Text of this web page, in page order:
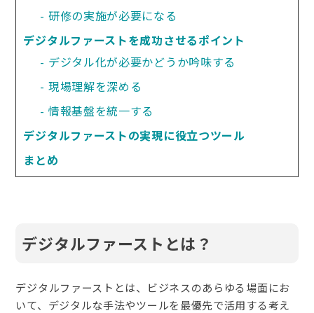
研修の実施が必要になる
デジタルファーストを成功させるポイント
デジタル化が必要かどうか吟味する
現場理解を深める
情報基盤を統一する
デジタルファーストの実現に役立つツール
まとめ
デジタルファーストとは？
デジタルファーストとは、ビジネスのあらゆる場面にお
いて、デジタルな手法やツールを最優先で活用する考え